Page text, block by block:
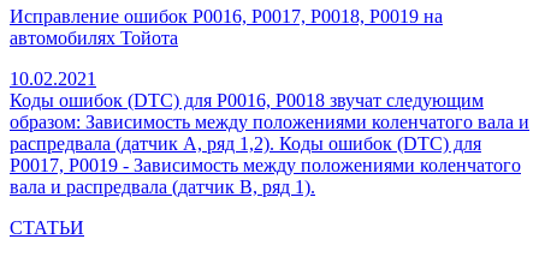
Исправление ошибок P0016, P0017, P0018, P0019 на
автомобилях Тойота
10.02.2021
Коды ошибок (DTC) для P0016, P0018 звучат следующим
образом: Зависимость между положениями коленчатого вала и
распредвала (датчик A, ряд 1,2). Коды ошибок (DTC) для
P0017, P0019 - Зависимость между положениями коленчатого
вала и распредвала (датчик B, ряд 1).
СТАТЬИ